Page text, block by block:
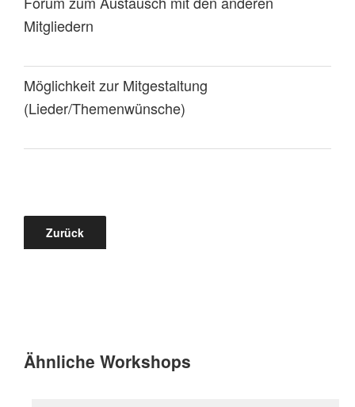
Mitgliedern
Möglichkeit zur Mitgestaltung
(Lieder/Themenwünsche)
Zurück
Ähnliche Workshops